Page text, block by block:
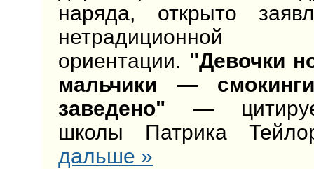
наряда, открыто
нетрадиционной
ориентации. "Девочки
мальчики —
заведено" —
школы Патрика
дальше »